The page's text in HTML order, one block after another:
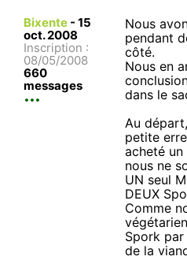
Bixente - 15
oct. 2008
Inscription :
08/05/2008
660
messages
Nous
pendant
côté.
Nous en
dans le
Au
petite
acheté
nous ne
UN seul
DEUX
Comme
Spork
de la